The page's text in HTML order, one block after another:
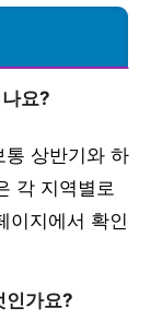
요?
통 상반기와 하
각 지역별로
이지에서 확인
인가요?